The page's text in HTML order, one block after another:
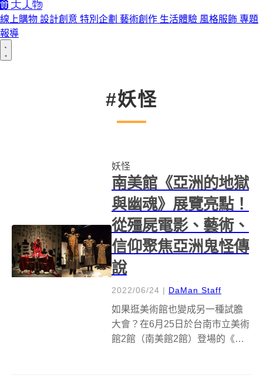
線上購物 設計創意 特別企劃 藝術創作 生活體驗 風格服飾 專題
報導
#妖怪
妖怪
南美館《亞洲的地獄
與幽魂》展覽亮點！
從殭屍電影、藝術、
信仰聚焦亞洲鬼怪傳
說
2022/06/24 | DaMan Staff
如果逛美術館也變成另一種試膽
大會？在6月25日於台南市立美術
館2館（南美館2館）登場的《亞